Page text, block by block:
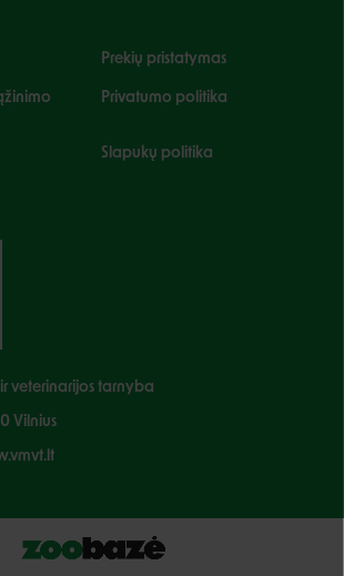
Prekių pristatymas
Privatumo politika
Slapukų politika
veterinarijos tarnyba
Vilnius